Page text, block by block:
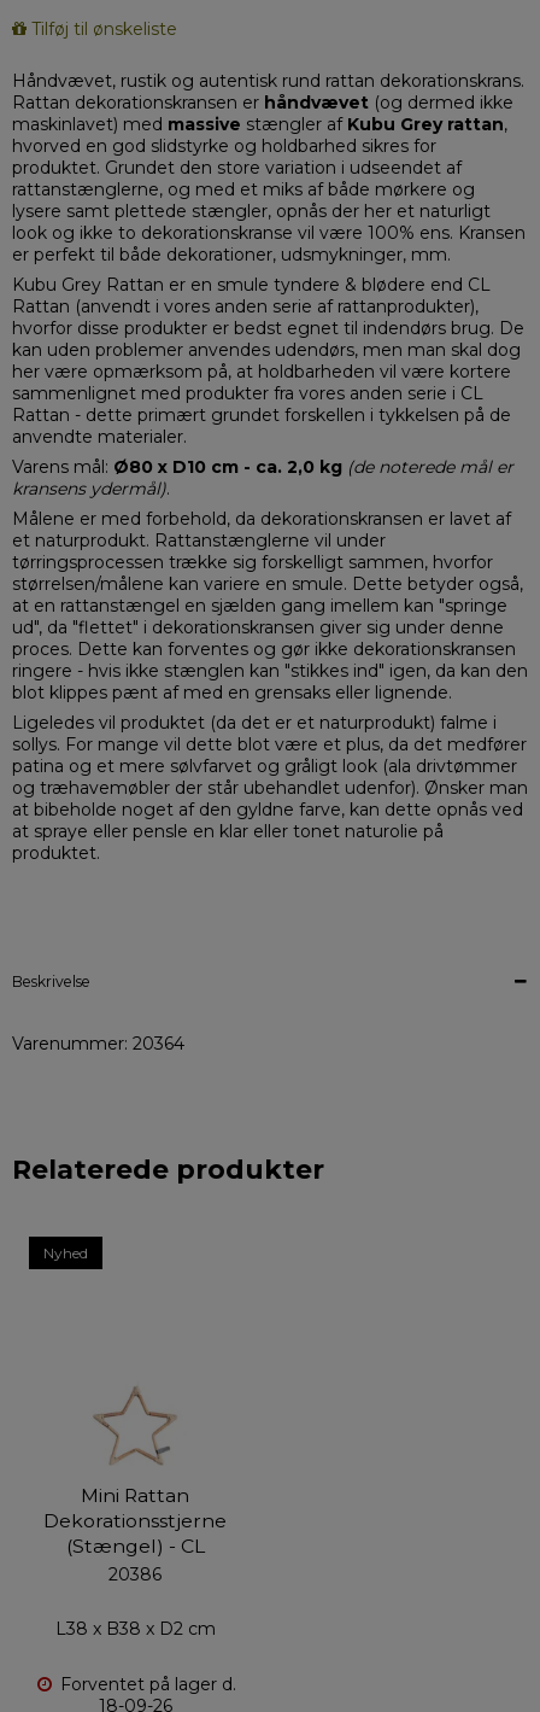
Tilføj til ønskeliste
Håndvævet, rustik og autentisk rund rattan dekorationskrans.
Rattan dekorationskransen er håndvævet (og dermed ikke
maskinlavet) med massive stængler af Kubu Grey rattan,
hvorved en god slidstyrke og holdbarhed sikres for
produktet. Grundet den store variation i udseendet af
rattanstænglerne, og med et miks af både mørkere og
lysere samt plettede stængler, opnås der her et naturligt
look og ikke to dekorationskranse vil være 100% ens. Kransen
er perfekt til både dekorationer, udsmykninger, mm.
Kubu Grey Rattan er en smule tyndere & blødere end CL
Rattan (anvendt i vores anden serie af rattanprodukter),
hvorfor disse produkter er bedst egnet til indendørs brug. De
kan uden problemer anvendes udendørs, men man skal dog
her være opmærksom på, at holdbarheden vil være kortere
sammenlignet med produkter fra vores anden serie i CL
Rattan - dette primært grundet forskellen i tykkelsen på de
anvendte materialer.
Varens mål: Ø80 x D10 cm - ca. 2,0 kg (de noterede mål er
kransens ydermål).
Målene er med forbehold, da dekorationskransen er lavet af
et naturprodukt. Rattanstænglerne vil under
tørringsprocessen trække sig forskelligt sammen, hvorfor
størrelsen/målene kan variere en smule. Dette betyder også,
at en rattanstængel en sjælden gang imellem kan "springe
ud", da "flettet" i dekorationskransen giver sig under denne
proces. Dette kan forventes og gør ikke dekorationskransen
ringere - hvis ikke stænglen kan "stikkes ind" igen, da kan den
blot klippes pænt af med en grensaks eller lignende.
Ligeledes vil produktet (da det er et naturprodukt) falme i
sollys. For mange vil dette blot være et plus, da det medfører
patina og et mere sølvfarvet og gråligt look (ala drivtømmer
og træhavemøbler der står ubehandlet udenfor). Ønsker man
at bibeholde noget af den gyldne farve, kan dette opnås ved
at spraye eller pensle en klar eller tonet naturolie på
produktet.
Beskrivelse
Varenummer: 20364
Relaterede produkter
Nyhed
Mini Rattan
Dekorationsstjerne
(Stængel) - CL
20386
L38 x B38 x D2 cm
Forventet på lager d.
18-09-26